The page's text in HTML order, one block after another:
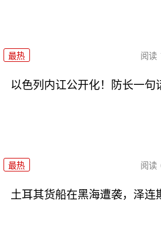
最热 阅读
以色列内讧公开化！防长一句
最热 阅读
土耳其货船在黑海遭袭，泽连